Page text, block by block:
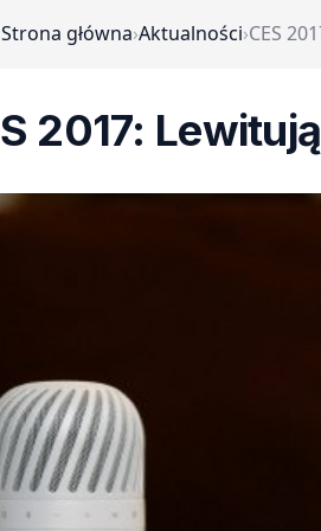
Strona główna›Aktualności›CES
2017: